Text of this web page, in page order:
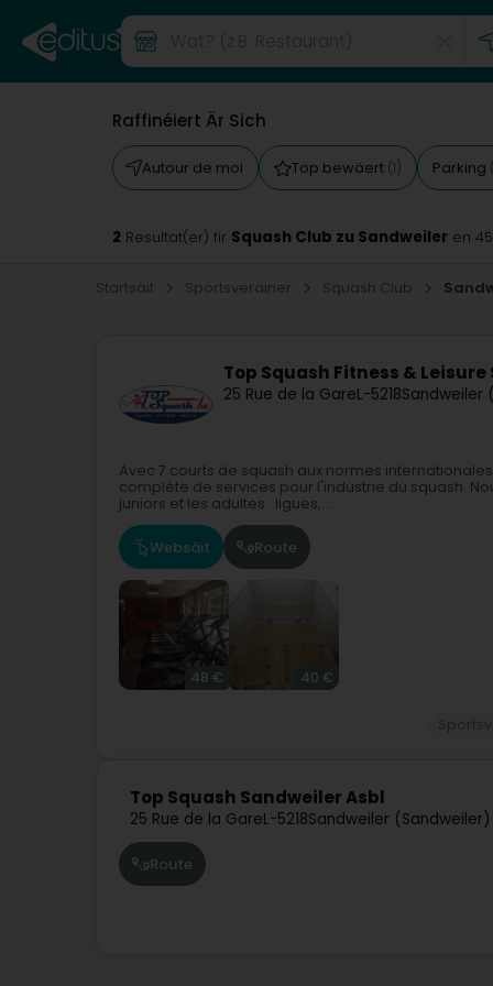
Raffinéiert Är Sich
Autour de moi Top bewäert (1) Parking
2 Resultat(er) fir Squash Club zu Sandweiler en
Startsäit Sportsveräiner Squash Club
Top Squash Fitness & Leisure
25 Rue de la GareL-5218Sandweiler
Avec 7 courts de squash aux normes
complète de services pour l'industrie du squash.
juniors et les adultes : ligues,...
Websäit Route
48 € 40 €
Top Squash Sandweiler Asbl
25 Rue de la GareL-5218Sandweiler (Sandweiler)
Route